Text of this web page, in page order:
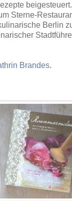
Sterne-
Berlin
Brandes.